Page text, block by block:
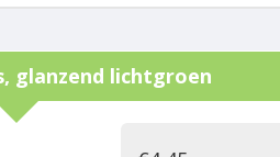
glanzend lichtgroen